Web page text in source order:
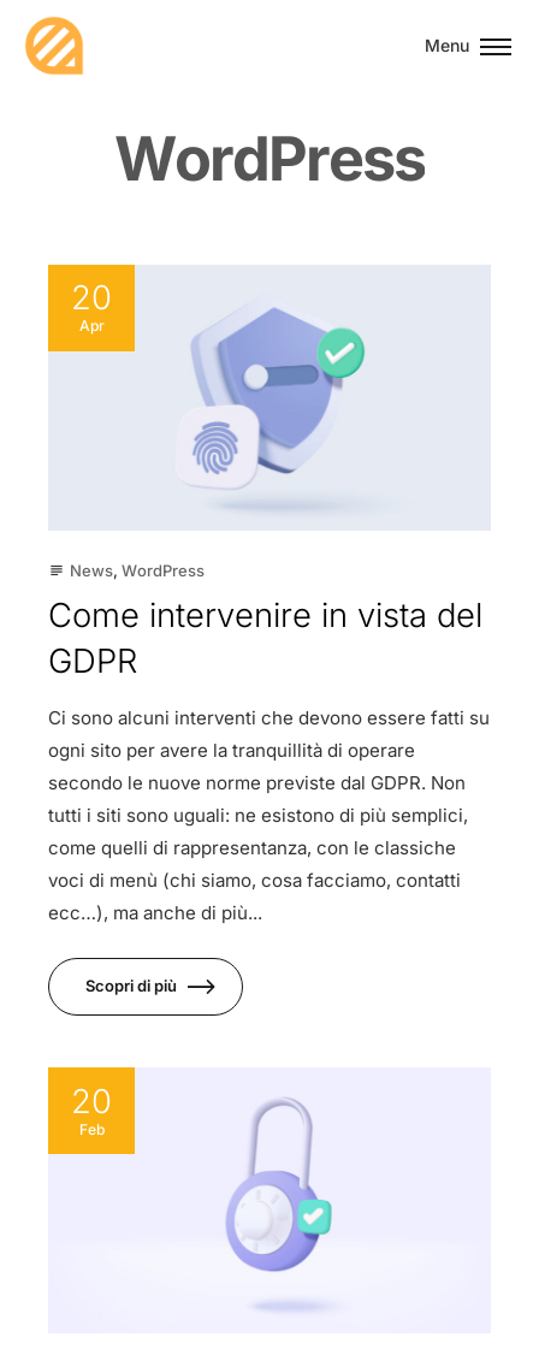
Menu
WordPress
20
Apr
subject News, WordPress
Come intervenire in vista del
GDPR
Ci sono alcuni interventi che devono essere fatti su
ogni sito per avere la tranquillità di operare
secondo le nuove norme previste dal GDPR. Non
tutti i siti sono uguali: ne esistono di più semplici,
come quelli di rappresentanza, con le classiche
voci di menù (chi siamo, cosa facciamo, contatti
ecc…), ma anche di più...
Scopri di più
20
Feb